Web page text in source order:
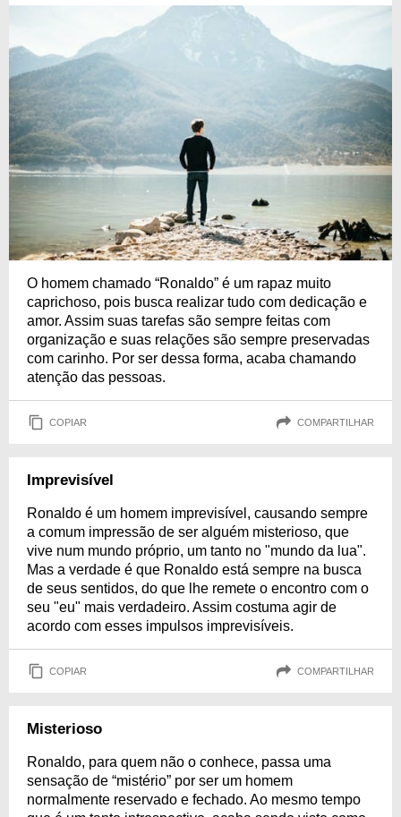
O homem chamado “Ronaldo” é um rapaz muito
caprichoso, pois busca realizar tudo com dedicação e
amor. Assim suas tarefas são sempre feitas com
organização e suas relações são sempre preservadas
com carinho. Por ser dessa forma, acaba chamando
atenção das pessoas.
COPIAR COMPARTILHAR
Imprevisível
Ronaldo é um homem imprevisível, causando sempre
a comum impressão de ser alguém misterioso, que
vive num mundo próprio, um tanto no "mundo da lua".
Mas a verdade é que Ronaldo está sempre na busca
de seus sentidos, do que lhe remete o encontro com o
seu "eu" mais verdadeiro. Assim costuma agir de
acordo com esses impulsos imprevisíveis.
COPIAR COMPARTILHAR
Misterioso
Ronaldo, para quem não o conhece, passa uma
sensação de “mistério” por ser um homem
normalmente reservado e fechado. Ao mesmo tempo